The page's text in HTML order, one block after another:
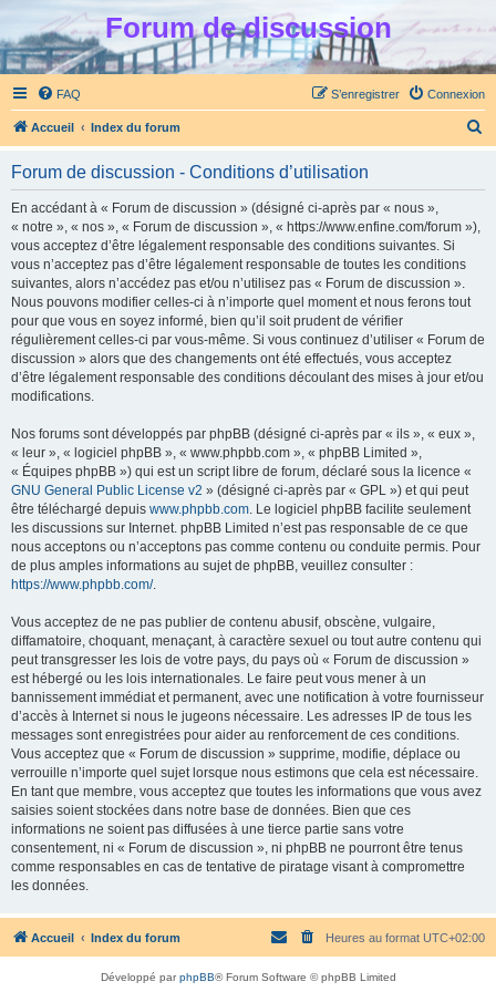
Forum de discussion
FAQ Connexion
S’enregistrer
Accueil Index du forum
Forum de discussion - Conditions d’utilisation
En accédant à « Forum de discussion » (désigné ci-après par « nous »,
« notre », « nos », « Forum de discussion », « https://www.enfine.com/forum »),
vous acceptez d’être légalement responsable des conditions suivantes. Si
vous n’acceptez pas d’être légalement responsable de toutes les conditions
suivantes, alors n’accédez pas et/ou n’utilisez pas « Forum de discussion ».
Nous pouvons modifier celles-ci à n’importe quel moment et nous ferons tout
pour que vous en soyez informé, bien qu’il soit prudent de vérifier
régulièrement celles-ci par vous-même. Si vous continuez d’utiliser « Forum de
discussion » alors que des changements ont été effectués, vous acceptez
d’être légalement responsable des conditions découlant des mises à jour et/ou
modifications.
Nos forums sont développés par phpBB (désigné ci-après par « ils », « eux »,
« leur », « logiciel phpBB », « www.phpbb.com », « phpBB Limited »,
« Équipes phpBB ») qui est un script libre de forum, déclaré sous la licence «
GNU General Public License v2 » (désigné ci-après par « GPL ») et qui peut
être téléchargé depuis www.phpbb.com. Le logiciel phpBB facilite seulement
les discussions sur Internet. phpBB Limited n’est pas responsable de ce que
nous acceptons ou n’acceptons pas comme contenu ou conduite permis. Pour
de plus amples informations au sujet de phpBB, veuillez consulter :
https://www.phpbb.com/.
Vous acceptez de ne pas publier de contenu abusif, obscène, vulgaire,
diffamatoire, choquant, menaçant, à caractère sexuel ou tout autre contenu qui
peut transgresser les lois de votre pays, du pays où « Forum de discussion »
est hébergé ou les lois internationales. Le faire peut vous mener à un
bannissement immédiat et permanent, avec une notification à votre fournisseur
d’accès à Internet si nous le jugeons nécessaire. Les adresses IP de tous les
messages sont enregistrées pour aider au renforcement de ces conditions.
Vous acceptez que « Forum de discussion » supprime, modifie, déplace ou
verrouille n’importe quel sujet lorsque nous estimons que cela est nécessaire.
En tant que membre, vous acceptez que toutes les informations que vous avez
saisies soient stockées dans notre base de données. Bien que ces
informations ne soient pas diffusées à une tierce partie sans votre
consentement, ni « Forum de discussion », ni phpBB ne pourront être tenus
comme responsables en cas de tentative de piratage visant à compromettre
les données.
Accueil Index du forum Heures au format UTC+02:00
Développé parphpBB® Forum Software © phpBB Limited